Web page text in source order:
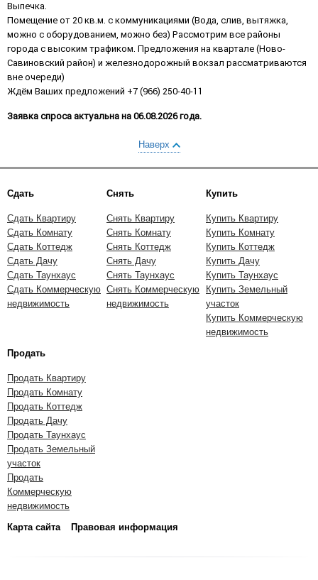
Выпечка.
Помещение от 20 кв.м. с коммуникациями (Вода, слив, вытяжка,
можно с оборудованием, можно без) Рассмотрим все районы
города с высоким трафиком. Предложения на квартале (Ново-
Савиновский район) и железнодорожный вокзал рассматриваются
вне очереди)
Ждём Ваших предложений +7 (966) 250-40-11
Заявка спроса актуальна на 06.08.2026 года.
Наверх
Сдать
Сдать Квартиру
Сдать Комнату
Сдать Коттедж
Сдать Дачу
Сдать Таунхаус
Сдать Коммерческую
недвижимость
Снять
Снять Квартиру
Снять Комнату
Снять Коттедж
Снять Дачу
Снять Таунхаус
Снять Коммерческую
недвижимость
Купить
Купить Квартиру
Купить Комнату
Купить Коттедж
Купить Дачу
Купить Таунхаус
Купить Земельный
участок
Купить Коммерческую
недвижимость
Продать
Продать Квартиру
Продать Комнату
Продать Коттедж
Продать Дачу
Продать Таунхаус
Продать Земельный
участок
Продать
Коммерческую
недвижимость
Карта сайта
Правовая информация